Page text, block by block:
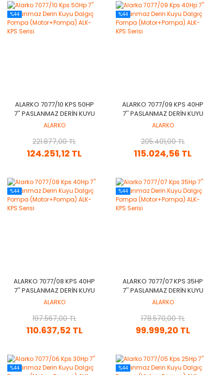
%44
ALARKO 7077/10 KPS 50HP
7'' PASLANMAZ DERIN KUYU
DALGIÇ POMPA
SERISI
ALARKO
124.251,12 TL
221.877,00 TL
%44
ALARKO 7077/09 KPS 40HP
7'' PASLANMAZ DERIN KUYU
DALGIÇ POMPA
SERISI
ALARKO
115.024,56 TL
205.401,00 TL
%44
ALARKO 7077/08 KPS 40HP
7'' PASLANMAZ DERIN KUYU
DALGIÇ POMPA
SERISI
ALARKO
110.637,52 TL
197.567,00 TL
%44
ALARKO 7077/07 KPS 35HP
7'' PASLANMAZ DERIN KUYU
DALGIÇ POMPA
SERISI
ALARKO
99.999,20 TL
178.570,00 TL
%44 %44